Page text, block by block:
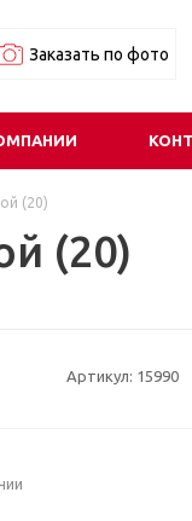
Заказать по фото
(20)
(20)
Артикул: 15990